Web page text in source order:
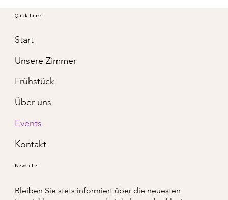
Newsletter
Bleiben Sie stets informiert über die neuesten
Quick Links
Start
Unsere Zimmer
Frühstück
Über uns
Events
Kontakt